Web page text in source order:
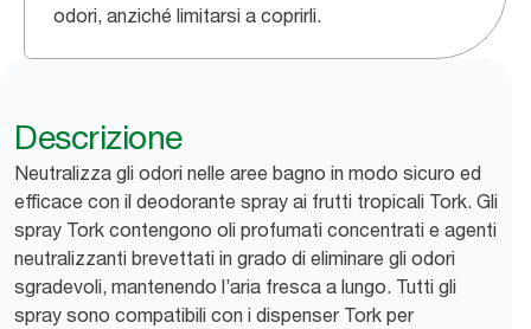
odori, anziché limitarsi a coprirli.
Descrizione
Neutralizza gli odori nelle aree bagno in modo sicuro ed
efficace con il deodorante spray ai frutti tropicali Tork. Gli
spray Tork contengono oli profumati concentrati e agenti
neutralizzanti brevettati in grado di eliminare gli odori
sgradevoli, mantenendo l’aria fresca a lungo. Tutti gli
spray sono compatibili con i dispenser Tork per